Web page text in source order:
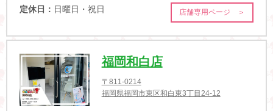
定休日： 日曜日・祝日 店舗専用ページ ＞
福岡和白店
〒811-0214
福岡県福岡市東区和白東3丁目24-12